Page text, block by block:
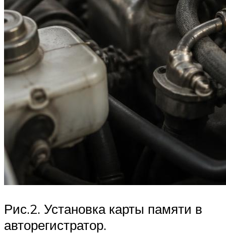
Рис.2. Установка карты памяти в
авторегистратор.